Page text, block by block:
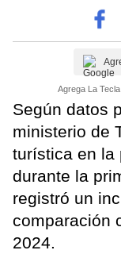
Agrega La
Según datos
ministerio de
turística en la
durante la
registró un
comparación
2024.